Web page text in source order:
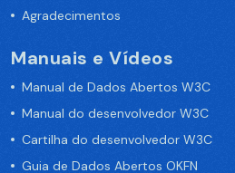
Agradecimentos
Manuais e Vídeos
Manual de Dados Abertos W3C
Manual do desenvolvedor W3C
Cartilha do desenvolvedor W3C
Guia de Dados Abertos OKFN